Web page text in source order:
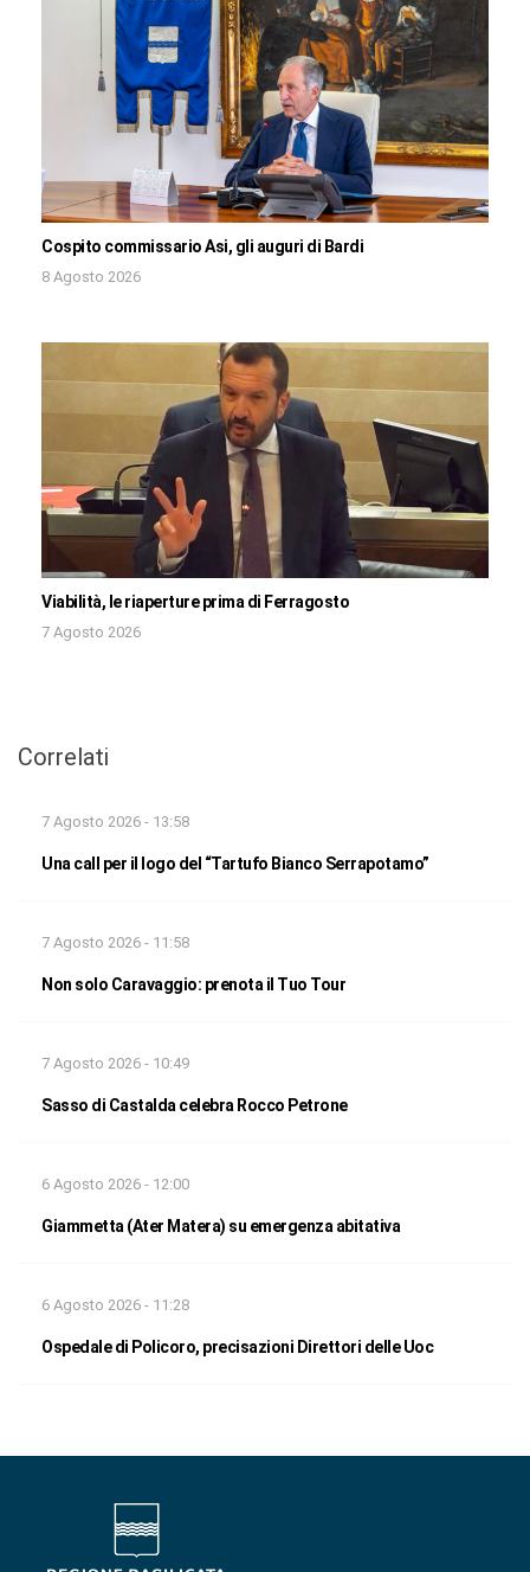
Cospito commissario Asi, gli auguri di Bardi
8 Agosto 2026
Viabilità, le riaperture prima di Ferragosto
7 Agosto 2026
Correlati
7 Agosto 2026 - 13:58
Una call per il logo del “Tartufo Bianco Serrapotamo”
7 Agosto 2026 - 11:58
Non solo Caravaggio: prenota il Tuo Tour
7 Agosto 2026 - 10:49
Sasso di Castalda celebra Rocco Petrone
6 Agosto 2026 - 12:00
Giammetta (Ater Matera) su emergenza abitativa
6 Agosto 2026 - 11:28
Ospedale di Policoro, precisazioni Direttori delle Uoc